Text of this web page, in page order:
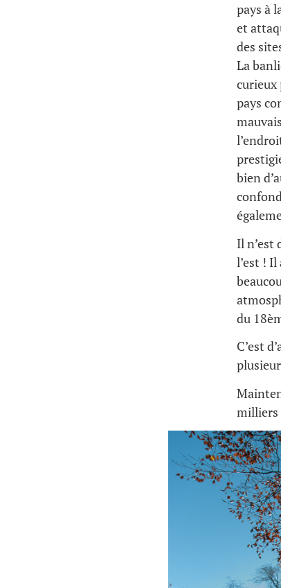
pays à
et
des
La
curieux
pays
bien
Il n’est
l’est !
du
C’est
milliers